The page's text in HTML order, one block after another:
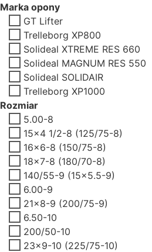
Marka opony
GT Lifter
Trelleborg XP800
Solideal XTREME RES 660
Solideal MAGNUM RES 550
Solideal SOLIDAIR
Trelleborg XP1000
Rozmiar
5.00-8
15x4 1/2-8 (125/75-8)
16x6-8 (150/75-8)
18x7-8 (180/70-8)
140/55-9 (15x5.5-9)
6.00-9
21x8-9 (200/75-9)
6.50-10
200/50-10
23x9-10 (225/75-10)